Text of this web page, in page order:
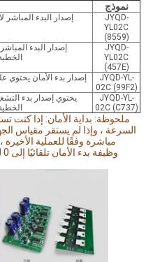
نموذج
JYQD-
YL02C
(8559)
JYQD-
YL02C
(457E)
إصدار البدء
الخطية 0-2.5 فولت ، فرامل البطانة: 0-
JYQD-YL-
02C (99F2)
JYQD-YL-
02C (C737)
الخطية 0-2.5 فولت ، فرامل البطانة: 0-
ملحوظة: بداية الأمان: إذا
مباشرة وفقًا للعملية